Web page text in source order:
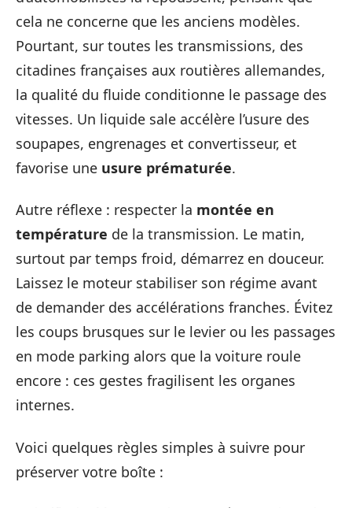
cela ne concerne que les anciens modèles.
Pourtant, sur toutes les transmissions, des
citadines françaises aux routières allemandes,
la qualité du fluide conditionne le passage des
vitesses. Un liquide sale accélère l’usure des
soupapes, engrenages et convertisseur, et
favorise une usure prématurée.
Autre réflexe : respecter la montée en
température de la transmission. Le matin,
surtout par temps froid, démarrez en douceur.
Laissez le moteur stabiliser son régime avant
de demander des accélérations franches. Évitez
les coups brusques sur le levier ou les passages
en mode parking alors que la voiture roule
encore : ces gestes fragilisent les organes
internes.
Voici quelques règles simples à suivre pour
préserver votre boîte :